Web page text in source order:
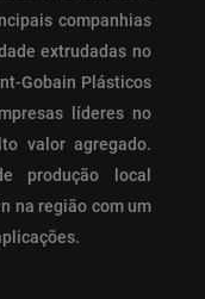
companhias
extrudadas no
Gobain Plásticos
líderes no
valor agregado.
produção local
na região com um